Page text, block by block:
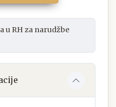
u RH za narudžbe